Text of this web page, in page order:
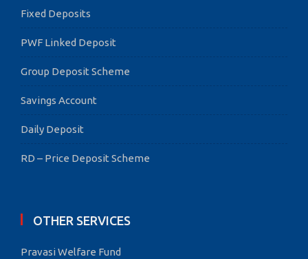
Fixed Deposits
PWF Linked Deposit
Group Deposit Scheme
Savings Account
Daily Deposit
RD – Price Deposit Scheme
OTHER SERVICES
Pravasi Welfare Fund